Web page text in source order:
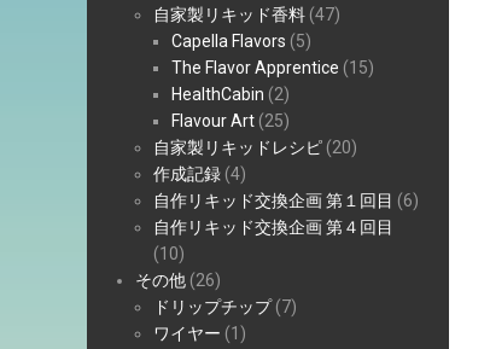
自家製リキッド香料 (47)
Capella Flavors (5)
The Flavor Apprentice (15)
HealthCabin (2)
Flavour Art (25)
自家製リキッドレシピ (20)
作成記録 (4)
自作リキッド交換企画 第１回目 (6)
自作リキッド交換企画 第４回目
(10)
その他 (26)
ドリップチップ(7)
ワイヤー (1)